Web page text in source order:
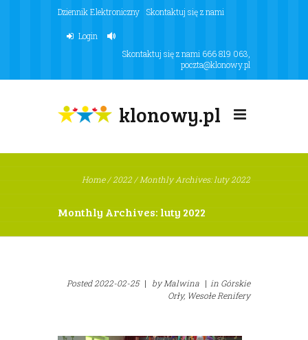
Dziennik Elektroniczny Skontaktuj się z nami
Login
Skontaktuj się z nami 666 819 063
poczta@klonowy.pl
klonowy.pl
Home/2022/Monthly Archives: luty 2022
Monthly Archives: luty 2022
Posted2022-02-25 | byMalwina | in Górskie
Orły, Wesołe Renifery